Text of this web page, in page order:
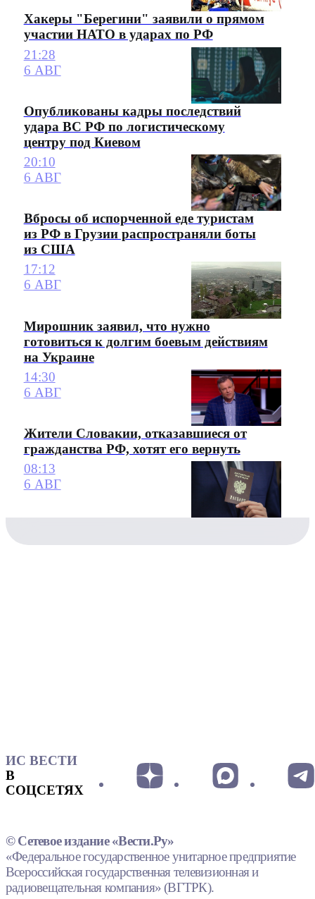
Хакеры "Берегини" заявили о прямом
участии НАТО в ударах по РФ
21:28
6 АВГ
Опубликованы кадры последствий
удара ВС РФ по логистическому
центру под Киевом
20:10
6 АВГ
Вбросы об испорченной еде туристам
из РФ в Грузии распространяли боты
из США
17:12
6 АВГ
Мирошник заявил, что нужно
готовиться к долгим боевым действиям
на Украине
14:30
6 АВГ
Жители Словакии, отказавшиеся от
гражданства РФ, хотят его вернуть
08:13
6 АВГ
ИС ВЕСТИ
В
СОЦСЕТЯХ
© Сетевое издание «Вести.Ру»
«Федеральное государственное унитарное предприятие
Всероссийская государственная телевизионная и
радиовещательная компания» (ВГТРК).